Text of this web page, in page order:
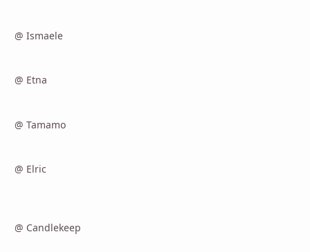
@ Ismaele
@ Etna
@ Tamamo
@ Elric
@ Candlekeep